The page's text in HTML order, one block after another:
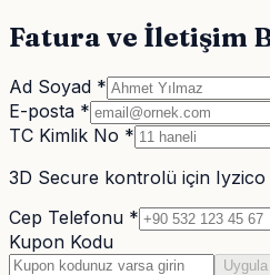
Fatura ve İletişim
Ad Soyad *
E-posta *
TC Kimlik No *
3D Secure kontrolü için Iyzico
Cep Telefonu *
Kupon Kodu
Uygula